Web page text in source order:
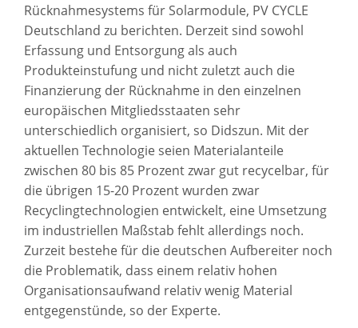
Rücknahmesystems für Solarmodule, PV CYCLE
Deutschland zu berichten. Derzeit sind sowohl
Erfassung und Entsorgung als auch
Produkteinstufung und nicht zuletzt auch die
Finanzierung der Rücknahme in den einzelnen
europäischen Mitgliedsstaaten sehr
unterschiedlich organisiert, so Didszun. Mit der
aktuellen Technologie seien Materialanteile
zwischen 80 bis 85 Prozent zwar gut recycelbar, für
die übrigen 15-20 Prozent wurden zwar
Recyclingtechnologien entwickelt, eine Umsetzung
im industriellen Maßstab fehlt allerdings noch.
Zurzeit bestehe für die deutschen Aufbereiter noch
die Problematik, dass einem relativ hohen
Organisationsaufwand relativ wenig Material
entgegenstünde, so der Experte.